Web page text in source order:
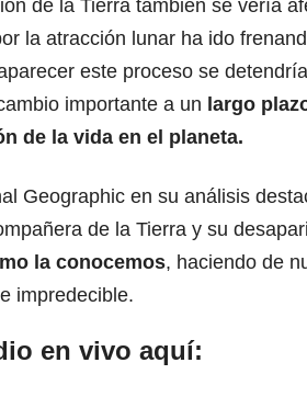
de la Tierra también se vería
la atracción lunar ha ido
este proceso se
importante a un largo
de la vida en el planeta.
Geographic en su análisis
de la Tierra y su
la conocemos, haciendo de
impredecible.
en vivo aquí: